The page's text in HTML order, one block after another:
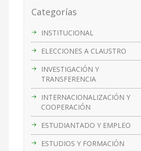
Categorías
INSTITUCIONAL
ELECCIONES A CLAUSTRO
INVESTIGACIÓN Y
TRANSFERENCIA
INTERNACIONALIZACIÓN Y
COOPERACIÓN
ESTUDIANTADO Y EMPLEO
ESTUDIOS Y FORMACIÓN